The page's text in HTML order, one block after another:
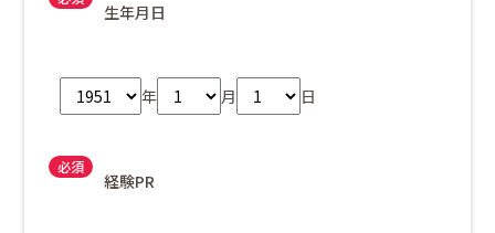
生年月日
年 月 日
経験PR